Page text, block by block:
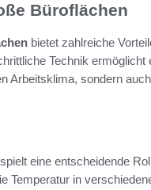
Büroflächen
bietet zahlreiche
Technik
Arbeitsklima, sondern
spielt eine entscheidende
Temperatur in